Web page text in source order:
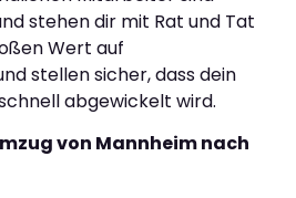
stehen dir mit Rat und Tat
Wert auf
stellen sicher, dass dein
abgewickelt wird.
von Mannheim nach